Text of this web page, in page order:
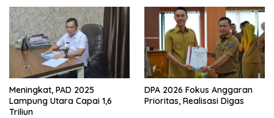
Meningkat, PAD 2025
Lampung Utara Capai 1,6
Triliun
DPA 2026 Fokus Anggaran
Prioritas, Realisasi Digas